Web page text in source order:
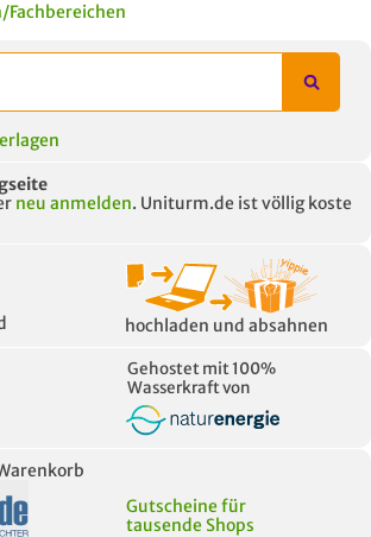
Fachbereichen
neu anmelden. Uniturm.de ist völlig koste
hochladen und absahnen
Gehostet mit 100%
Wasserkraft von
Gutscheine für
tausende Shops